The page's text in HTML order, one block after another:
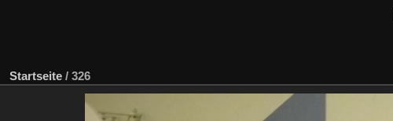
Startseite / 326